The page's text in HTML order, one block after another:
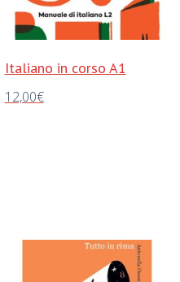
Italiano in corso A1
12,00€